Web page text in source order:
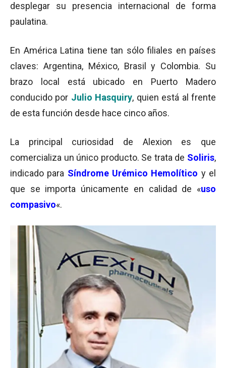
desplegar su presencia internacional de forma
paulatina.
En América Latina tiene tan sólo filiales en países
claves: Argentina, México, Brasil y Colombia. Su
brazo local está ubicado en Puerto Madero
conducido por Julio Hasquiry, quien está al frente
de esta función desde hace cinco años.
La principal curiosidad de Alexion es que
comercializa un único producto. Se trata de Soliris,
indicado para Síndrome Urémico Hemolítico y el
que se importa únicamente en calidad de «uso
compasivo«.